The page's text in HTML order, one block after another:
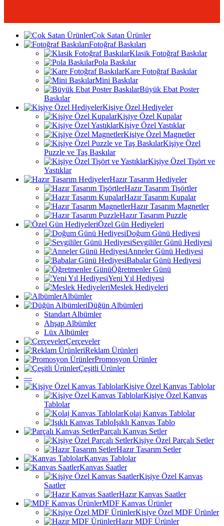
Çok Satan Ürünler
Fotoğraf Baskıları
Klasik Fotoğraf Baskılar
Pola Baskılar
Kare Fotoğraf Baskılar
Mini Baskılar
Büyük Ebat Poster
Baskılar
Kişiye Özel Hediyeler
Kişiye Özel Kupalar
Kişiye Özel Yastıklar
Kişiye Özel Magnetler
Kişiye Özel
Puzzle ve Taş Baskılar
Kişiye Özel Tişört ve
Yastıklar
Hazır Tasarım Hediyeler
Hazır Tasarım Tişörtler
Hazır Tasarım Kupalar
Hazır Tasarım Magnetler
Hazır Tasarım Puzzle
Özel Gün Hediyeleri
Doğum Günü Hediyesi
Sevgililer Günü Hediyesi
Anneler Günü Hediyesi
Babalar Günü Hediyesi
Öğretmenler Günü
Yeni Yıl Hediyesi
Meslek Hediyeleri
Albümler
Düğün Albümleri
Standart Albümler
Ahşap Albümler
Lüx Albümler
Çerçeveler
Reklam Ürünleri
Promosyon Ürünler
Çeşitli Ürünler
—
Kişiye Özel Kanvas Tablolar
Kişiye Özel Kanvas
Tablolar
Kolaj Kanvas Tablolar
Işıklı Kanvas Tablo
Parçalı Kanvas Setler
Kişiye Özel Parçalı Setler
Hazır Tasarım Setler
Kanvas Tablolar
Kanvas Saatler
Kişiye Özel Kanvas
Saatler
Hazır Kanvas Saatler
MDF Kanvas Ürünler
Kişiye Özel MDF Ürünler
Hazır MDF Ürünler